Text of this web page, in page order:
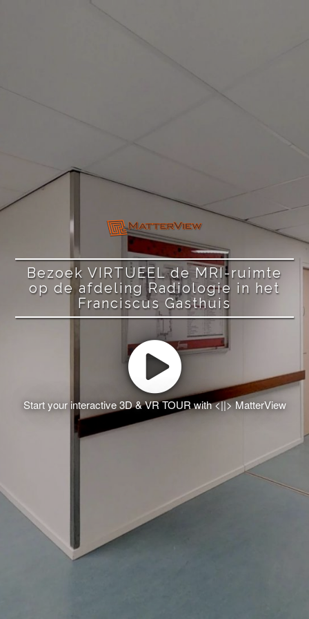
Bezoek VIRTUEEL de MRI-ruimte
op de afdeling Radiologie in het
Franciscus Gasthuis
Start your interactive 3D & VR TOUR with <||> MatterView